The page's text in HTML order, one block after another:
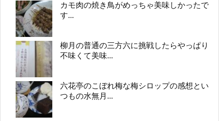
カモ肉の焼き鳥がめっちゃ美味しかったで
す...
柳月の普通の三方六に挑戦したらやっぱり
不味くて美味...
六花亭のこぼれ梅な梅シロップの感想とい
つもの水無月...